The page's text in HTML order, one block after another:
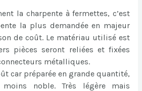
la charpente à fermettes, c’est
la plus demandée en majeur
de coût. Le matériau utilisé est
pièces seront reliées et fixées
métalliques.
car préparée en grande quantité,
noble. Très légère mais